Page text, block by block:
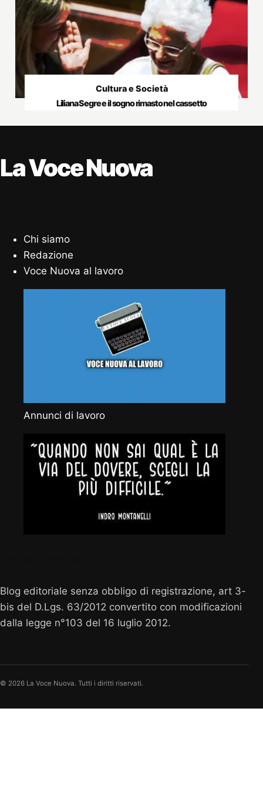
Cultura e Società
Liliana Segre e il sogno rimasto nel cassetto
La Voce Nuova
Chi siamo
Redazione
Voce Nuova al lavoro
Annunci di lavoro
Blog editoriale senza obbligo di registrazione, art 3-
bis del D.Lgs. 63/2012 convertito con modificazioni
dalla legge n°103 del 16 luglio 2012.
© 2026 La Voce Nuova. Tutti i diritti riservati.